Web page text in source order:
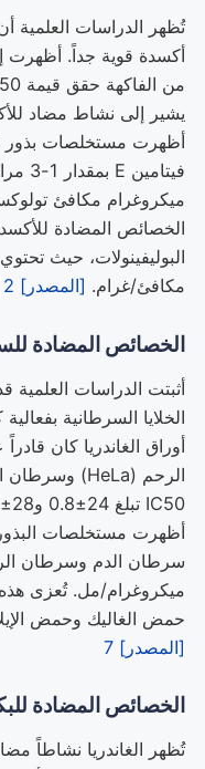
تُظهر الدراسات العلمية
أكسدة قوية جداً. أظهرت
يشير إلى نشاط مضاد
أظهرت مستخلصات بذور
ميكروغرام مكافئ
الخصائص المضادة
مكافئ/غرام. [المصدر] 2
الخصائص المضادة
أثبتت الدراسات العلمية
الخلايا السرطانية
أوراق الغاندريا كان
أظهرت مستخلصات
ميكروغرام/مل. تُعزى
حمض الغاليك وحمض
[المصدر] 7
الخصائص المضادة
تُظهر الغاندريا نشاطاً